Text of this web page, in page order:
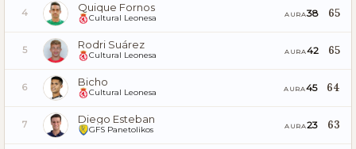
4 Quique Fornos
Cultural Leonesa AURA38 65
5 Rodri Suárez
Cultural Leonesa AURA42 65
6 Bicho
Cultural Leonesa AURA45 64
7 Diego Esteban
GFS Panetolikos AURA23 63